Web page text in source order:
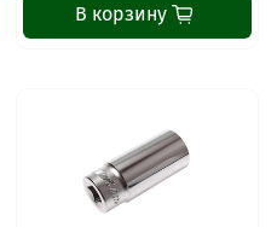
В корзину